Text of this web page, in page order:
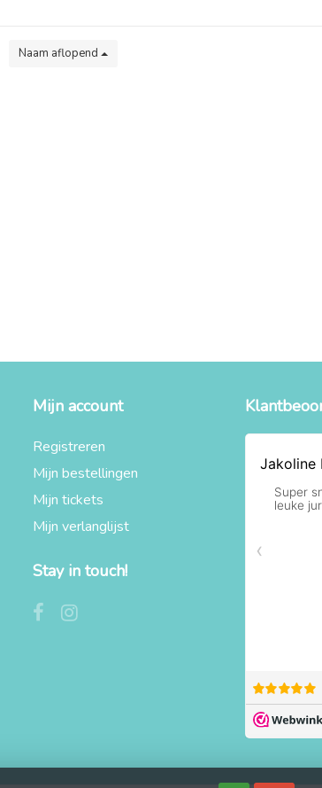
Naam aflopend
Mijn account
Registreren
Mijn bestellingen
Mijn tickets
Mijn verlanglijst
Stay in touch!